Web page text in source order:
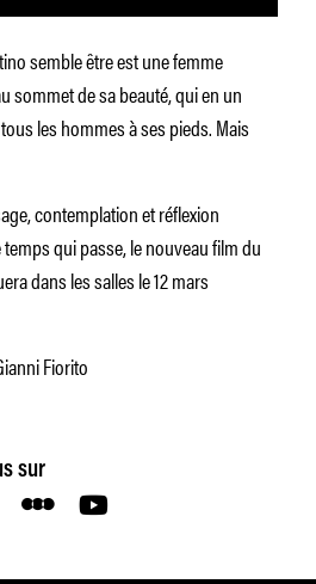
semble être est une femme
sommet de sa beauté, qui en un
les hommes à ses pieds. Mais
contemplation et réflexion
qui passe, le nouveau film du
dans les salles le 12 mars
Fiorito
sur